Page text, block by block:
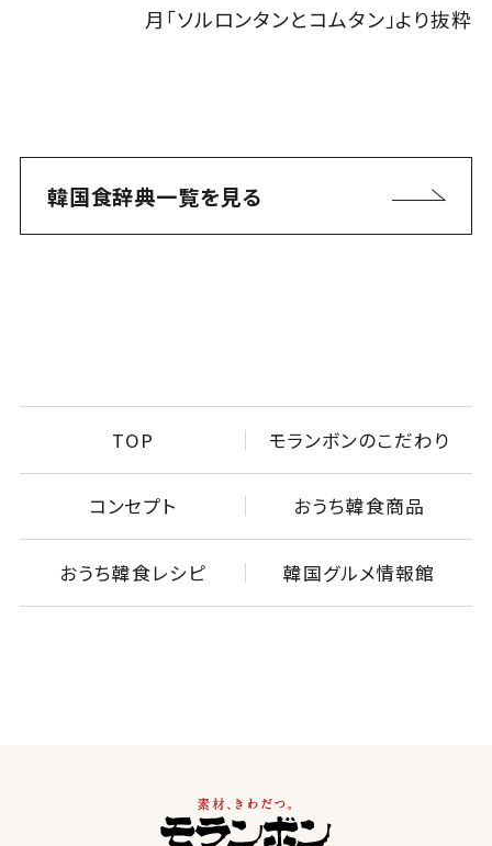
月「ソルロンタンとコムタン」より抜粋
韓国食辞典一覧を見る
TOP モランボンのこだわり
コンセプト おうち韓食商品
おうち韓食レシピ 韓国グルメ情報館